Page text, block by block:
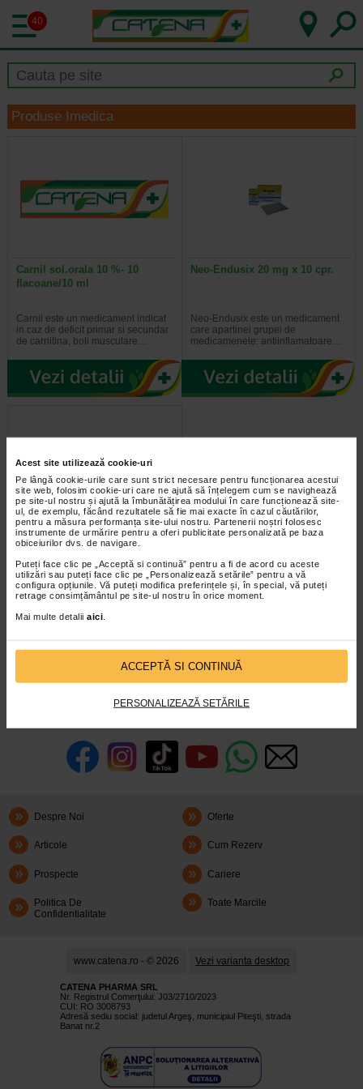
Acest site utilizează cookie-uri
Pe lângă cookie-urile care sunt strict necesare pentru funcționarea acestui
site web, folosim cookie-uri care ne ajută să înțelegem cum se navighează
pe site-ul nostru și ajută la îmbunătățirea modului în care funcționează site-
ul, de exemplu, făcând rezultatele să fie mai exacte în cazul căutărilor,
pentru a măsura performanța site-ului nostru. Partenerii noștri folosesc
instrumente de urmărire pentru a oferi publicitate personalizată pe baza
obiceiurilor dvs. de navigare.
Puteți face clic pe „Acceptă si continuă” pentru a fi de acord cu aceste
utilizări sau puteți face clic pe „Personalizează setările” pentru a vă
configura opțiunile. Vă puteți modifica preferințele și, în special, vă puteți
retrage consimțământul pe site-ul nostru în orice moment.
Mai multe detalii aici
ACCEPTĂ SI CONTINUĂ
PERSONALIZEAZĂ SETĂRILE
40
Produse Imedica
Carnil sol.orala 10 %- 10
flacoane/10 ml
Carnil este un medicament indicat
in caz de deficit primar si secundar
de carnitina, boli musculare…
Neo-Endusix 20 mg x 10 cpr.
Neo-Endusix este un medicament
care apartinei grupei de
medicamenete: antiinflamatoare…
Neo-endusix inj.20 mg x 1
Compozitie 1 flacon cu pulbere
contine: Tenoxicam 20 mg. 1
infoline@catena.ro CallCenter
Despre Noi Oferte
Articole Cum Rezerv
Prospecte Cariere
Politica De
Confidentialitate
Toate Marcile
www.catena.ro - © 2026 Vezi varianta desktop
CATENA PHARMA SRL
Nr. Registrul Comerţului: J03/2710/2023
CUI: RO 3008793
Adresă sediu social: judetul Argeş, municipiul Piteşti, strada
Banat nr.2